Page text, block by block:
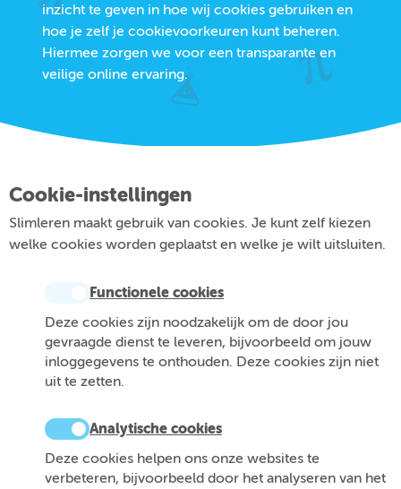
inzicht te geven in hoe wij cookies gebruiken en
hoe je zelf je cookievoorkeuren kunt beheren.
Hiermee zorgen we voor een transparante en
veilige online ervaring.
Cookie-instellingen
Slimleren maakt gebruik van cookies. Je kunt zelf kiezen
welke cookies worden geplaatst en welke je wilt uitsluiten.
Functionele cookies
Deze cookies zijn noodzakelijk om de door jou
gevraagde dienst te leveren, bijvoorbeeld om jouw
inloggegevens te onthouden. Deze cookies zijn niet
uit te zetten.
Analytische cookies
Deze cookies helpen ons onze websites te
verbeteren, bijvoorbeeld door het analyseren van het